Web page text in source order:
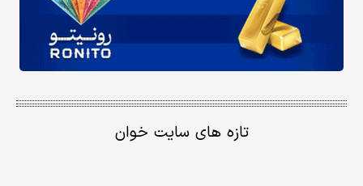
تازه های سایت خوان